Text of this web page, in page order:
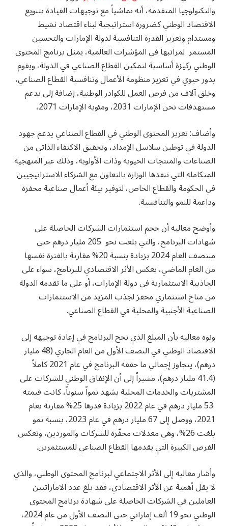
والتكنولوجيا المتقدمة، أنه تماشياً مع توجيهات القيادة بتنويع
الاقتصاد الوطني كضرورة استراتيجية لبناء اقتصاد نشيط
ومستدام وتعزيز القدرة التنافسية لدولة الإمارات والتحسين
المستمر لمراتبها في المؤشرات العالمية، يمثل برنامج المحتوى
الوطني ركيزة أساسية لتمكين القطاع الصناعي في الدولة، ويقوم
بدور حيوي في تعزيز منظومة الأعمال وتنافسية القطاع الصناعي،
وخلق آلاف من فرص العمل للكوادر الوطنية، إضافة إلى يدعم
مستهدفات نحن الإمارات 2031، ومئوية الإمارات 2071،
وأضاف: تعزيز المحتوى الوطني في القطاع الصناعي يدعم جهود
الدولة في توطين سلاسل الإمداد، وتحقيق الاكتفاء الذاتي من
الصناعات والمنتجات الحيوية وذات الأولوية، وذلك عبر المنهجية
المتكاملة التي تنفذها الوزارة بالتعاون مع الشركاء الاستراتيجيين
في الحكومة والقطاع الخاص، لتوفير بيئة أعمال صناعية محفزة
وداعمة للنمو والتنافسية.
وأوضح معاليه أن حجم استثمارات الشركات الحاصلة على
شهادات البرنامج، والتي بلغت نحو 205 مليار درهم حتى
منتصف العام 2024 بزيادة بنسبة 20% مقارنة بالفترة نفسها
من العام الماضي، يعكس الأثر الاقتصادي للبرنامج، سواء على
الجاذبية الاستثمارية في دولة الإمارات، أو على ما تقدمه الدولة
من مناخ استثماري محفز لجذب المزيد من الاستثمارات
الصناعية الأجنبية والمحلية في القطاع الصناعي.
ونوه معاليه بأن المبلغ الذي نجح البرنامج في إعادة توجيهه إلى
الاقتصاد الوطني في النصف الأول من العام الجاري (48 مليار
درهم)، يتجاوز إجمالي ما حققه البرنامج في عام 2021 كاملاً
(
41.4مليار درهم)، مشيراً إلى أن الإنفاق الوطني للشركات على
المشتريات والخدمات المحلية يشهد نمواً سنوياً، كانت قيمته
53 مليار درهم في عام 2022 بزيادة قدرها 25% مقارنة بعام
2021، ووصل إلى 67 مليار درهم في عام 2023، بنسبة نمو
بلغت 26%، وهي معدلات محفّزة للشركات والموردين، وتعكس
الفرص الكبيرة التي يقدمها القطاع الصناعي للمستثمرين.
وأشار معاليه إلى الأثر الاجتماعي لبرنامج المحتوى الوطني، والذي
لا يقل أهمية عن الأثر الاقتصادي، فقد بلغ عدد الاماراتيين
العاملين في الشركات الحاصلة على شهادة برنامج المحتوى
الوطني نحو 19 ألف إماراتي حتى النصف الأول من عام 2024،